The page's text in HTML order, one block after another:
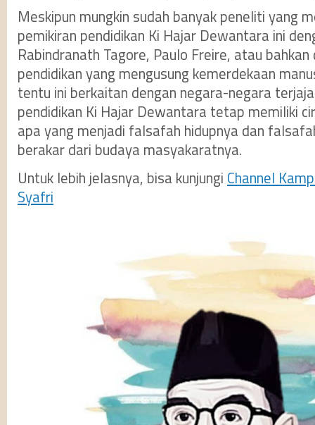
Meskipun mungkin sudah banyak peneliti yang
pemikiran pendidikan Ki Hajar Dewantara ini
Rabindranath Tagore, Paulo Freire, atau
pendidikan yang mengusung kemerdekaan
tentu ini berkaitan dengan negara-negara
pendidikan Ki Hajar Dewantara tetap memiliki
apa yang menjadi falsafah hidupnya dan
berakar dari budaya masyakaratnya.
Untuk lebih jelasnya, bisa kunjungi Channel
Syafri